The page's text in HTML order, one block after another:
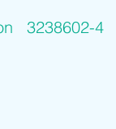
3238602-4